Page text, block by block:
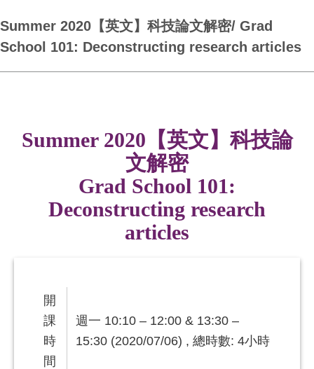
Summer 2020【英文】科技論文解密/ Grad
School 101: Deconstructing research articles
Summer 2020【英文】科技論
文解密
Grad School 101:
Deconstructing research
articles
開
課
時
間
週一 10:10 – 12:00 & 13:30 –
15:30 (2020/07/06) , 總時數: 4小時